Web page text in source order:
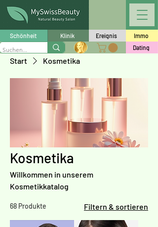
Schönheit Klinik Ereignis
Immo
Dating
Start Kosmetika
Kosmetika
Willkommen in unserem
Kosmetikkatalog
68 Produkte Filtern & sortieren